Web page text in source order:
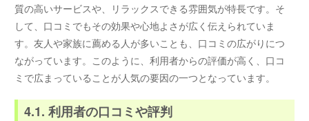
質の高いサービスや、リラックスできる雰囲気が特長です。そ
して、口コミでもその効果や心地よさが広く伝えられていま
す。友人や家族に薦める人が多いことも、口コミの広がりにつ
ながっています。このように、利用者からの評価が高く、口コ
ミで広まっていることが人気の要因の一つとなっています。
4.1. 利用者の口コミや評判